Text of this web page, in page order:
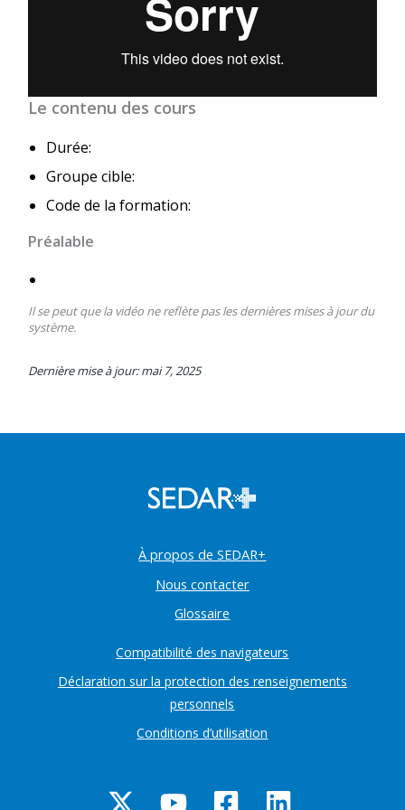
Le contenu des cours
Durée:
Groupe cible:
Code de la formation:
Préalable
Il se peut que la vidéo ne reflète pas les dernières mises à jour du
système.
Dernière mise à jour: mai 7, 2025
À propos de SEDAR+
Nous contacter
Glossaire
Compatibilité des navigateurs
Déclaration sur la protection des renseignements
personnels
Conditions d’utilisation